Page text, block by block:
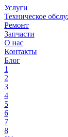
Услуги
Техническое
Ремонт
Запчасти
О нас
Контакты
Блог
1
2
3
4
5
6
7
8